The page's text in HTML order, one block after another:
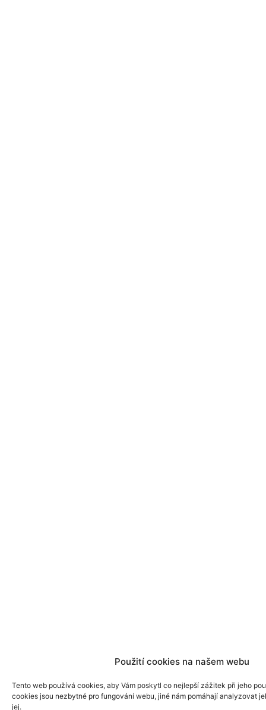
Použití cookies na našem webu
Tento web používá cookies, aby Vám poskytl co nejlepší zážitek při jeho
cookies jsou nezbytné pro fungování webu, jiné nám pomáhají analyzovat
jej.